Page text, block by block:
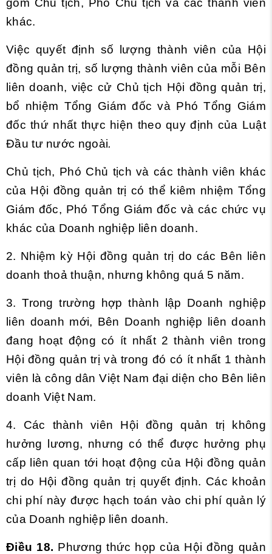
gồm Chủ tịch, Phó Chủ tịch và các thành viên
khác.
Việc quyết định số lượng thành viên của Hội
đồng quản trị, số lượng thành viên của mỗi Bên
liên doanh, việc cử Chủ tịch Hội đồng quản trị,
bổ nhiệm Tổng Giám đốc và Phó Tổng Giám
đốc thứ nhất thực hiện theo quy định của Luật
Đầu tư nước ngoài.
Chủ tịch, Phó Chủ tịch và các thành viên khác
của Hội đồng quản trị có thể kiêm nhiệm Tổng
Giám đốc, Phó Tổng Giám đốc và các chức vụ
khác của Doanh nghiệp liên doanh.
2. Nhiệm kỳ Hội đồng quản trị do các Bên liên
doanh thoả thuận, nhưng không quá 5 năm.
3. Trong trường hợp thành lập Doanh nghiệp
liên doanh mới, Bên Doanh nghiệp liên doanh
đang hoạt động có ít nhất 2 thành viên trong
Hội đồng quản trị và trong đó có ít nhất 1 thành
viên là công dân Việt Nam đại diện cho Bên liên
doanh Việt Nam.
4. Các thành viên Hội đồng quản trị không
hưởng lương, nhưng có thể được hưởng phụ
cấp liên quan tới hoạt động của Hội đồng quản
trị do Hội đồng quản trị quyết định. Các khoản
chi phí này được hạch toán vào chi phí quản lý
của Doanh nghiệp liên doanh.
Điều 18. Phương thức họp của Hội đồng quản